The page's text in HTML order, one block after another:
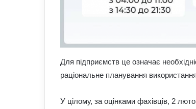
Для підприємств це означає
раціональне планування
У цілому, за оцінками фахівців, 2